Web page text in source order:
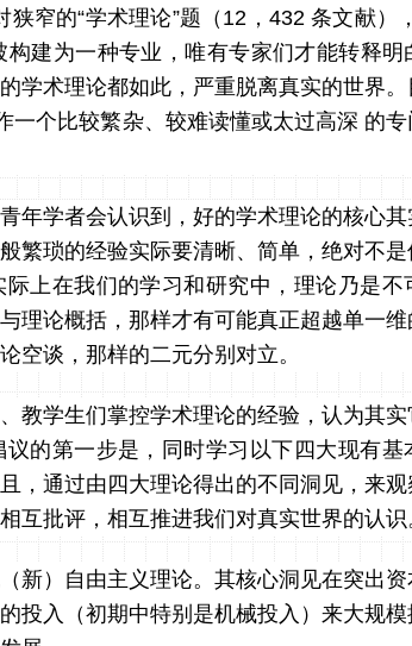
窄的“学术理论”题（12，432 条文献）
建为一种专业，唯有专家们才能转释明
学术理论都如此，严重脱离真实的世界。
一个比较繁杂、较难读懂或太过高深 的
年学者会认识到，好的学术理论的核心
繁琐的经验实际要清晰、简单，绝对不
上在我们的学习和研究中，理论乃是不
理论概括，那样才有可能真正超越单一
空谈，那样的二元分别对立。
教学生们掌控学术理论的经验，认为其
的第一步是，同时学习以下四大现有基
，通过由四大理论得出的不同洞见，来观
互批评，相互推进我们对真实世界的认识
新）自由主义理论。其核心洞见在突出
投入（初期中特别是机械投入）来大规